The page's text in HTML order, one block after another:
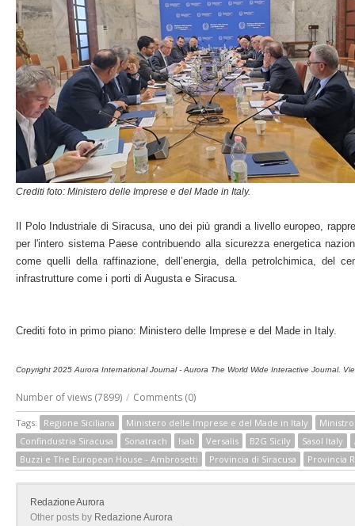
Crediti foto: Ministero delle Imprese e del Made in Italy.
Il Polo Industriale di Siracusa, uno dei più grandi a livello europeo,
per l'intero sistema Paese contribuendo alla sicurezza energetica
come quelli della raffinazione, dell’energia, della petrolchimica, del
infrastrutture come i porti di Augusta e Siracusa.
Crediti foto in primo piano: Ministero delle Imprese e del Made in Italy.
Copyright 2025 Aurora International Journal - Aurora The World Wide Interactive Journal.
Number of views (7899) / Comments (0)
Tags: Regione Siciliana Ministero delle Imprese e del Made in Italy
Confindustria Siracusa
Sonatrach Isab Versalis B2G Sicily Sasol Italy
Buzzi e The European House - Ambrosetti
Provincia di Siracusa Provincia
Redazione Aurora
Other posts by Redazione Aurora